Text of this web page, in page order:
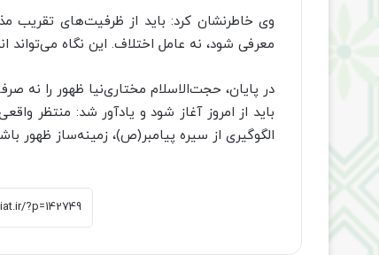
وی خاطرنشان کرد: باید از ظرفیت‌های تقریب
معرفی شود، نه عامل اختلاف. این نگاه می‌تواند
در پایان، حجت‌الاسلام مختاری‌نیا ظهور را نه
باید از امروز آغاز شود و یادآور شد: منتظر
الگوگیری از سیره پیامبر(ص)، زمینه‌ساز ظهور